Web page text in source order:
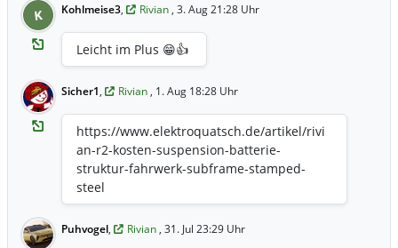
K Kohlmeise3, Rivian , 3. Aug 21:28 Uhr
Leicht im Plus 😁👍
Sicher1, Rivian , 1. Aug 18:28 Uhr
https://www.elektroquatsch.de/artikel/rivi
an-r2-kosten-suspension-batterie-
struktur-fahrwerk-subframe-stamped-
steel
Puhvogel, Rivian , 31. Jul 23:29 Uhr